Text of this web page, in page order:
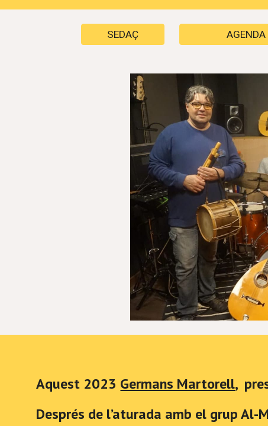
SEDAÇ AGENDA
Aquest 2023 Germans Martorell,
Després de l’aturada amb el grup